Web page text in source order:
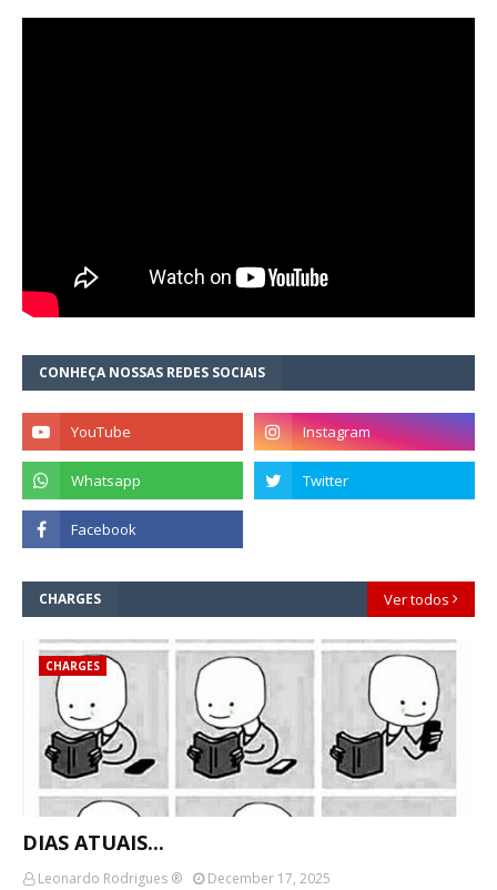
CONHEÇA NOSSAS REDES SOCIAIS
CHARGES Ver todos
CHARGES
DIAS ATUAIS...
Leonardo Rodrigues ®
December 17, 2025